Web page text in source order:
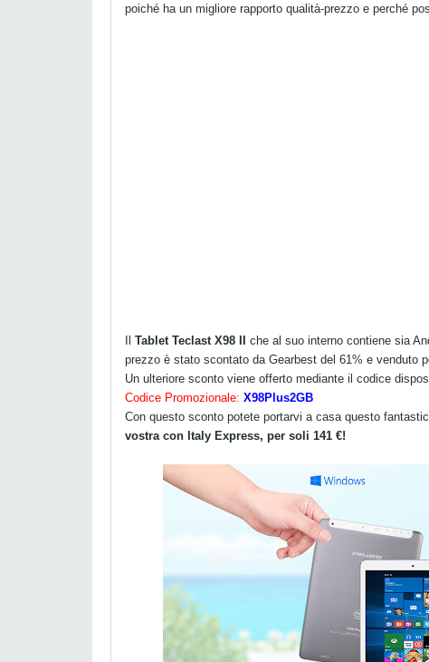
poiché ha un migliore rapporto qualità-prezzo e perché
Tablet Teclast X98 II
che al suo interno contiene sia
prezzo è stato scontato da Gearbest del 61% e venduto
Un ulteriore sconto viene offerto mediante il codice
Codice Promozionale: X98Plus2GB
Con questo sconto potete portarvi a casa questo
vostra con Italy Express, per soli 141 €!